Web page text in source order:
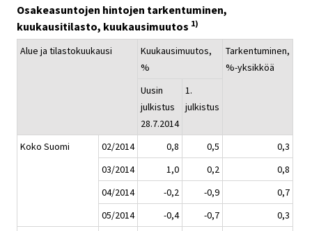
Osakeasuntojen hintojen tarkentuminen,
kuukausitilasto, kuukausimuutos 1)
Alue ja tilastokuukausi
Kuukausimuutos,
%
Tarkentuminen,
%-yksikköä
Uusin
julkistus
28.7.2014
1.
julkistus
Koko Suomi 02/2014 0,8 0,5
0,3
03/2014
1,0 0,2
0,8
04/2014
-0,2 -0,9
0,7
05/2014
-0,4 -0,7
0,3